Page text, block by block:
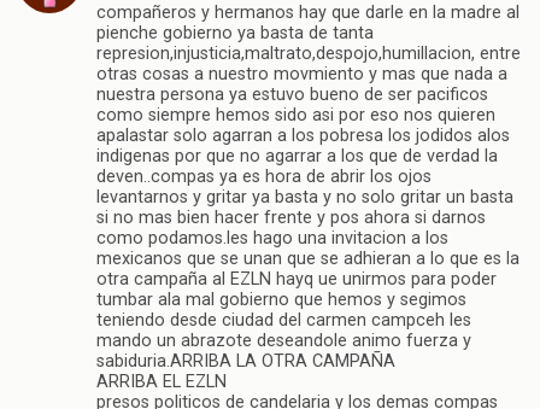
compañeros y hermanos hay que darle en la madre al
pienche gobierno ya basta de tanta
represion,injusticia,maltrato,despojo,humillacion, entre
otras cosas a nuestro movmiento y mas que nada a
nuestra persona ya estuvo bueno de ser pacificos
como siempre hemos sido asi por eso nos quieren
apalastar solo agarran a los pobresa los jodidos alos
indigenas por que no agarrar a los que de verdad la
deven..compas ya es hora de abrir los ojos
levantarnos y gritar ya basta y no solo gritar un basta
si no mas bien hacer frente y pos ahora si darnos
como podamos.les hago una invitacion a los
mexicanos que se unan que se adhieran a lo que es la
otra campaña al EZLN hayq ue unirmos para poder
tumbar ala mal gobierno que hemos y segimos
teniendo desde ciudad del carmen campceh les
mando un abrazote deseandole animo fuerza y
sabiduria.ARRIBA LA OTRA CAMPAÑA
ARRIBA EL EZLN
presos politicos de candelaria y los demas compas